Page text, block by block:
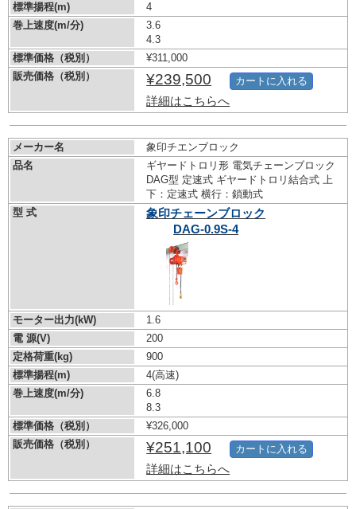
標準揚程(m)
4
巻上速度(m/分)
3.6
4.3
標準価格（税別）
¥311,000
販売価格（税別）
¥239,500
詳細はこちらへ
カートに入れる
メーカー名
象印チエンブロック
品名
ギヤードトロリ形 電気チェーンブロック
DAG型 定速式 ギヤードトロリ結合式 上
下：定速式 横行：鎖動式
型 式
象印チェーンブロック
DAG-0.9S-4
モーター出力(kW)
1.6
電 源(V)
200
定格荷重(kg)
900
標準揚程(m)
4(高速)
巻上速度(m/分)
6.8
8.3
標準価格（税別）
¥326,000
販売価格（税別）
¥251,100
詳細はこちらへ
カートに入れる